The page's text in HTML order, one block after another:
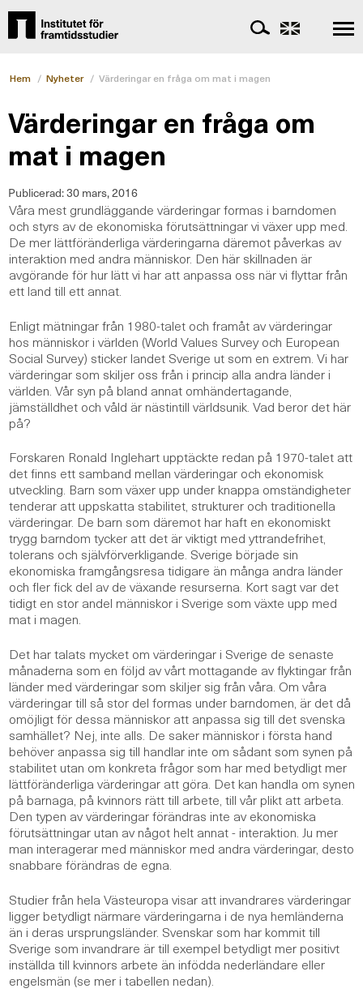
Hem / Nyheter / Värderingar en fråga om mat i magen
Värderingar en fråga om
mat i magen
Publicerad:30 mars, 2016
Våra mest grundläggande värderingar formas i barndomen
och styrs av de ekonomiska förutsättningar vi växer upp med.
De mer lättföränderliga värderingarna däremot påverkas av
interaktion med andra människor. Den här skillnaden är
avgörande för hur lätt vi har att anpassa oss när vi flyttar från
ett land till ett annat.
Enligt mätningar från 1980-talet och framåt av värderingar
hos människor i världen (World Values Survey och European
Social Survey) sticker landet Sverige ut som en extrem. Vi har
värderingar som skiljer oss från i princip alla andra länder i
världen. Vår syn på bland annat omhändertagande,
jämställdhet och våld är nästintill världsunik. Vad beror det här
på?
Forskaren Ronald Inglehart upptäckte redan på 1970-talet att
det finns ett samband mellan värderingar och ekonomisk
utveckling. Barn som växer upp under knappa omständigheter
tenderar att uppskatta stabilitet, strukturer och traditionella
värderingar. De barn som däremot har haft en ekonomiskt
trygg barndom tycker att det är viktigt med yttrandefrihet,
tolerans och självförverkligande. Sverige började sin
ekonomiska framgångsresa tidigare än många andra länder
och fler fick del av de växande resurserna. Kort sagt var det
tidigt en stor andel människor i Sverige som växte upp med
mat i magen.
Det har talats mycket om värderingar i Sverige de senaste
månaderna som en följd av vårt mottagande av flyktingar från
länder med värderingar som skiljer sig från våra. Om våra
värderingar till så stor del formas under barndomen, är det då
omöjligt för dessa människor att anpassa sig till det svenska
samhället? Nej, inte alls. De saker människor i första hand
behöver anpassa sig till handlar inte om sådant som synen på
stabilitet utan om konkreta frågor som har med betydligt mer
lättföränderliga värderingar att göra. Det kan handla om synen
på barnaga, på kvinnors rätt till arbete, till vår plikt att arbeta.
Den typen av värderingar förändras inte av ekonomiska
förutsättningar utan av något helt annat - interaktion. Ju mer
man interagerar med människor med andra värderingar, desto
snabbare förändras de egna.
Studier från hela Västeuropa visar att invandrares värderingar
ligger betydligt närmare värderingarna i de nya hemländerna
än i deras ursprungsländer. Svenskar som har kommit till
Sverige som invandrare är till exempel betydligt mer positivt
inställda till kvinnors arbete än infödda nederländare eller
engelsmän (se mer i tabellen nedan).